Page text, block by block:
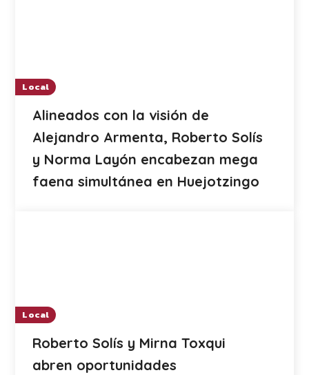
Local
Alineados con la visión de
Alejandro Armenta, Roberto Solís
y Norma Layón encabezan mega
faena simultánea en Huejotzingo
Local
Roberto Solís y Mirna Toxqui
abren oportunidades